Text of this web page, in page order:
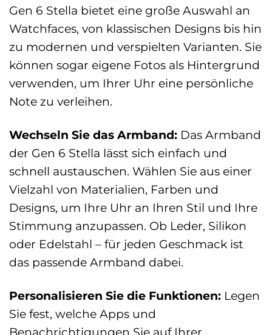
Gen 6 Stella bietet eine große Auswahl an
Watchfaces, von klassischen Designs bis hin
zu modernen und verspielten Varianten. Sie
können sogar eigene Fotos als Hintergrund
verwenden, um Ihrer Uhr eine persönliche
Note zu verleihen.
Wechseln Sie das Armband: Das Armband
der Gen 6 Stella lässt sich einfach und
schnell austauschen. Wählen Sie aus einer
Vielzahl von Materialien, Farben und
Designs, um Ihre Uhr an Ihren Stil und Ihre
Stimmung anzupassen. Ob Leder, Silikon
oder Edelstahl – für jeden Geschmack ist
das passende Armband dabei.
Personalisieren Sie die Funktionen: Legen
Sie fest, welche Apps und
Benachrichtigungen Sie auf Ihrer